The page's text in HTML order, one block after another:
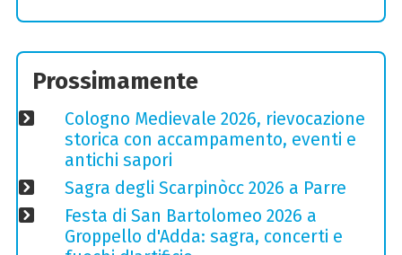
Prossimamente
Cologno Medievale 2026, rievocazione
storica con accampamento, eventi e
antichi sapori
Sagra degli Scarpinòcc 2026 a Parre
Festa di San Bartolomeo 2026 a
Groppello d'Adda: sagra, concerti e